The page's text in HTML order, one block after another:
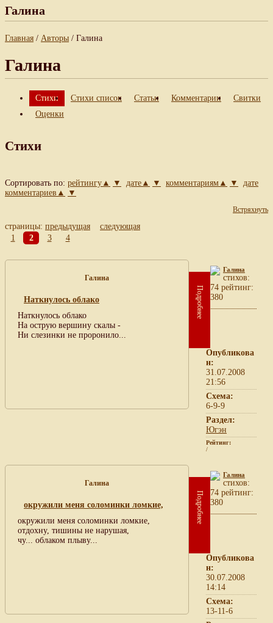
Галина
Главная / Авторы / Галина
Галина
Стихи Стихи список Статьи Комментарии
Свитки
Оценки
Стихи
Сортировать по: рейтингу▲ ▼ дате▲ ▼ комментариям▲ ▼
дате
комментариев▲
▼
Встряхнуть
страницы: предыдущая
следующая
1
2 3 4
Галина
Наткнулось облако
Наткнулось облако
На острую вершину скалы -
Ни слезинки не проронило...
Подробнее
Галина
cтихов:
74 рейтинг:
380
Опубликова
н:
31.07.2008
21:56
Схема:
6-9-9
Раздел:
Югэн
Рейтинг:
/
Галина
окружили меня соломинки ломкие,
окружили меня соломинки ломкие,
отдохну, тишины не нарушая,
чу... облаком плыву...
Подробнее
Галина
cтихов:
74 рейтинг:
380
Опубликова
н:
30.07.2008
14:14
Схема:
13-11-6